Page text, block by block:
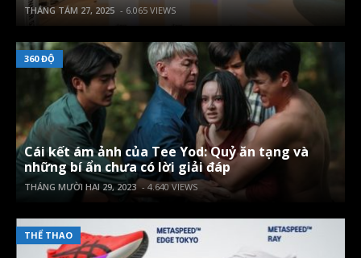
THÁNG TÁM 27, 2025 - 6.065 VIEWS
360 ĐỘ
Cái kết ám ảnh của Tee Yod: Quỷ ăn tạng và
những bí ẩn chưa có lời giải đáp
THÁNG MƯỜI HAI 29, 2023 - 4.640 VIEWS
THỂ THAO